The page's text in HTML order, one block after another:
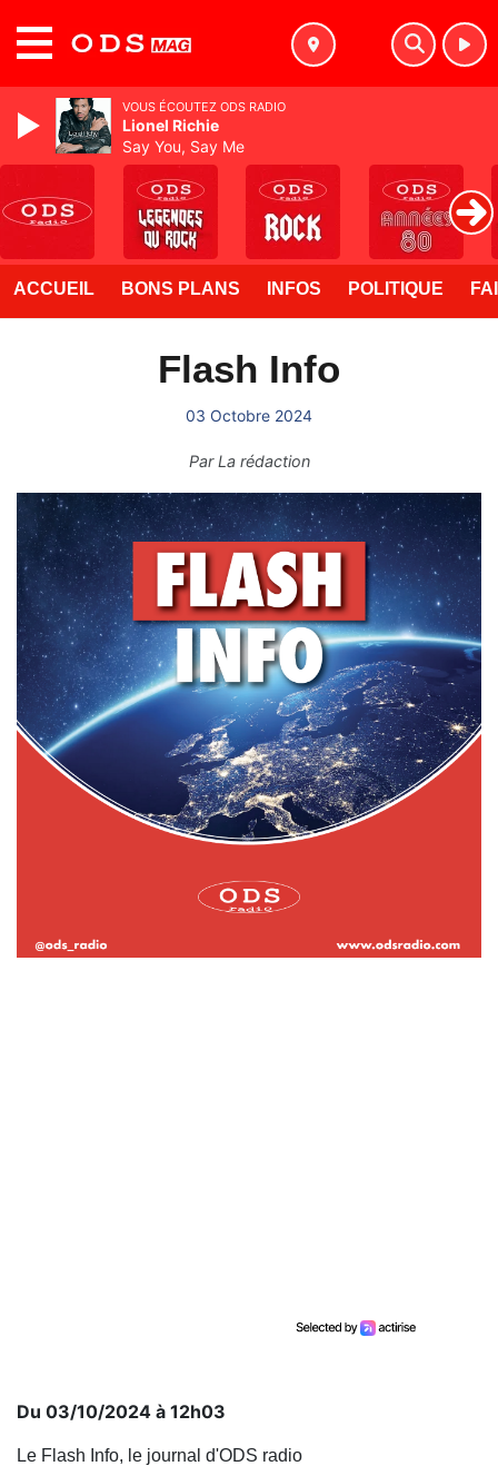
ACCUEIL BONS PLANS INFOS POLITIQUE
Flash Info
03 Octobre 2024
ParLa rédaction
Du 03/10/2024 à 12h03
Le Flash Info, le journal d'ODS radio
VOUS ÉCOUTEZ ODS RADIO
Lionel Richie
Say You, Say Me